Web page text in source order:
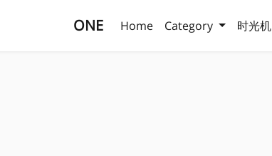
ONE Home Category 时光机